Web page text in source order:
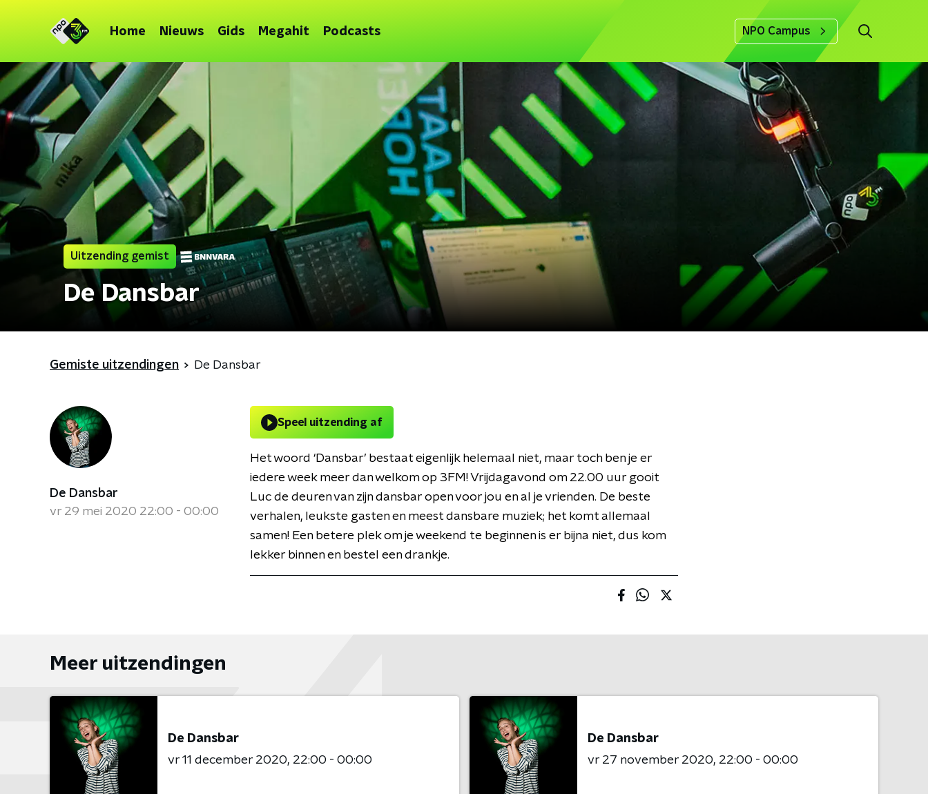
Home Nieuws Gids Megahit Podcasts NPO Campus
Uitzending gemist
De Dansbar
Gemiste uitzendingen De Dansbar
De Dansbar
vr 29 mei 2020 22:00 - 00:00
Speel uitzending af
Het woord ‘Dansbar’ bestaat eigenlijk helemaal niet, maar toch ben je er
iedere week meer dan welkom op 3FM! Vrijdagavond om 22.00 uur gooit
Luc de deuren van zijn dansbar open voor jou en al je vrienden. De beste
verhalen, leukste gasten en meest dansbare muziek; het komt allemaal
samen! Een betere plek om je weekend te beginnen is er bijna niet, dus kom
lekker binnen en bestel een drankje.
Meer uitzendingen
De Dansbar
vr 11 december 2020 22:00 - 00:00
De Dansbar
vr 27 november 2020 22:00 - 00:00